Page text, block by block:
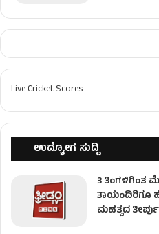
Live Cricket Scores
ಉದ್ಯೋಗ ಸುದ್ದಿ
3 ತಿಂಗಳಿಗಿಂತ
ತಾಯಂದಿರಿಗೂ
ಮಹತ್ವದ ತೀರ್ಪು